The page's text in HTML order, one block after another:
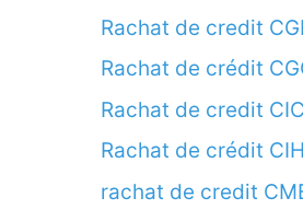
Rachat de credit
Rachat de crédit
Rachat de credit CIC
Rachat de crédit
rachat de credit